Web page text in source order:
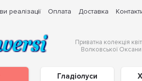
реалізації Оплата Доставка
Приватна колекція
Волковської Оксани
Гладіолуси